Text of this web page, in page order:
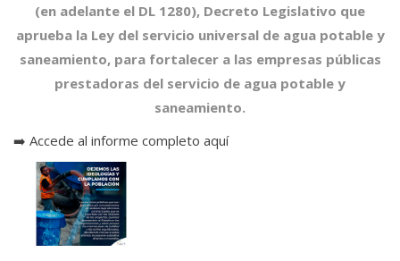
(en adelante el DL 1280), Decreto Legislativo que
aprueba la Ley del servicio universal de agua potable y
saneamiento, para fortalecer a las empresas públicas
prestadoras del servicio de agua potable y
saneamiento.
➡️ Accede al informe completo aquí